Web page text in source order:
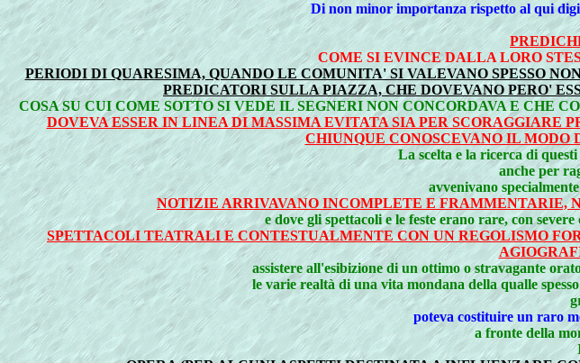
Di non minor importanza rispetto al qui
COME SI EVINCE DALLA LORO
PERIODI DI QUARESIMA, QUANDO LE COMUNITA' SI VALEVANO SPESSO
PREDICATORI SULLA PIAZZA, CHE DOVEVANO PERO'
COSA SU CUI COME SOTTO SI VEDE IL SEGNERI NON CONCORDAVA E CHE
DOVEVA ESSER IN LINEA DI MASSIMA EVITATA SIA PER SCORAGGIARE
CHIUNQUE CONOSCEVANO IL
La scelta e la ricerca di
anche per
avvenivano
NOTIZIE ARRIVAVANO INCOMPLETE E FRAMMENTARIE,
e dove gli spettacoli e le feste erano rare, con
SPETTACOLI TEATRALI E CONTESTUALMENTE CON UN REGOLISMO
assistere all'esibizione di un ottimo o stravagante
le varie realtà di una vita mondana della qualle
poteva costituire un raro
a fronte della